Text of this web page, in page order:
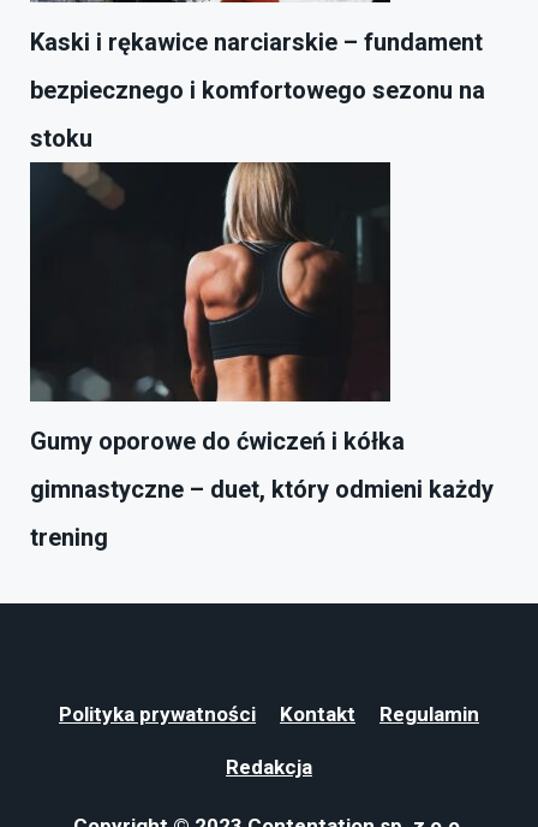
Kaski i rękawice narciarskie – fundament
bezpiecznego i komfortowego sezonu na
stoku
Gumy oporowe do ćwiczeń i kółka
gimnastyczne – duet, który odmieni każdy
trening
Polityka prywatności Kontakt Regulamin
Redakcja